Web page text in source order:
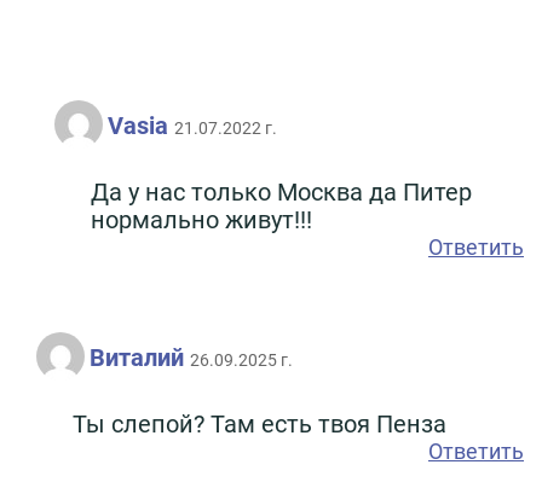
Vasia 21.07.2022 г.
Да у нас только Москва да Питер
нормально живут!!!
Ответить
Виталий 26.09.2025 г.
Ты слепой? Там есть твоя Пенза
Ответить